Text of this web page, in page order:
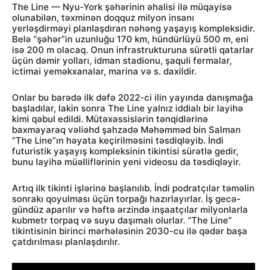
The Line — Nyu-York şəhərinin əhalisi ilə müqayisə
olunabilən, təxminən doqquz milyon insanı
yerləşdirməyi planlaşdıran nəhəng yaşayış kompleksidir.
Belə “şəhər”in uzunluğu 170 km, hündürlüyü 500 m, eni
isə 200 m olacaq. Onun infrastrukturuna sürətli qatarlar
üçün dəmir yolları, idman stadionu, şaquli fermalar,
ictimai yeməkxanalar, marina və s. daxildir.
Onlar bu barədə ilk dəfə 2022-ci ilin yayında danışmağa
başladılar, lakin sonra The Line yalnız iddialı bir layihə
kimi qəbul edildi. Mütəxəssislərin tənqidlərinə
baxmayaraq vəliəhd şahzadə Məhəmməd bin Salman
“The Line”ın həyata keçirilməsini təsdiqləyib. İndi
futuristik yaşayış kompleksinin tikintisi sürətlə gedir,
bunu layihə müəlliflərinin yeni videosu da təsdiqləyir.
Artıq ilk tikinti işlərinə başlanılıb. İndi podratçılar təməlin
sonrakı qoyulması üçün torpağı hazırlayırlar. İş gecə-
gündüz aparılır və həftə ərzində inşaatçılar milyonlarla
kubmetr torpaq və suyu daşımalı olurlar. “The Line”
tikintisinin birinci mərhələsinin 2030-cu ilə qədər başa
çatdırılması planlaşdırılır.